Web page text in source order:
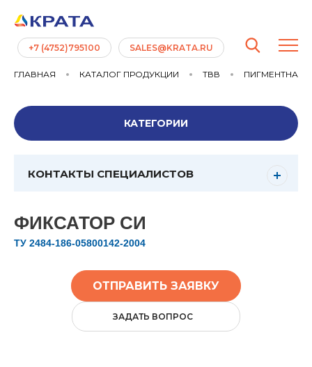
+7 (4752)795100 SALES@KRATA.RU
ГЛАВНАЯ КАТАЛОГ ПРОДУКЦИИ ТВВ ПИГМЕНТНАЯ
КАТЕГОРИИ
КОНТАКТЫ СПЕЦИАЛИСТОВ
ФИКСАТОР СИ
ТУ 2484-186-05800142-2004
ОТПРАВИТЬ ЗАЯВКУ
ЗАДАТЬ ВОПРОС